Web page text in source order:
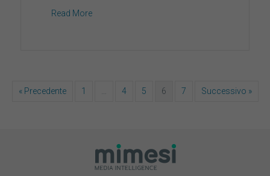
Read More
« Precedente 1 … 4 5 6 7 Successivo »